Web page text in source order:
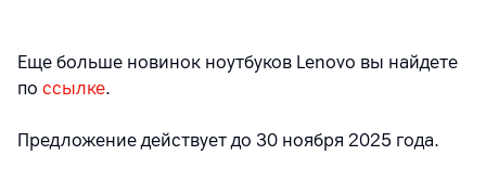
Еще больше новинок ноутбуков Lenovo вы найдете
по ссылке.
Предложение действует до 30 ноября 2025 года.